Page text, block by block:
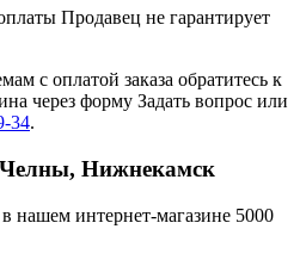
Продавец не гарантирует
с оплатой заказа обратитесь к
через форму Задать вопрос или
34.
Нижнекамск
нашем интернет-магазине 5000